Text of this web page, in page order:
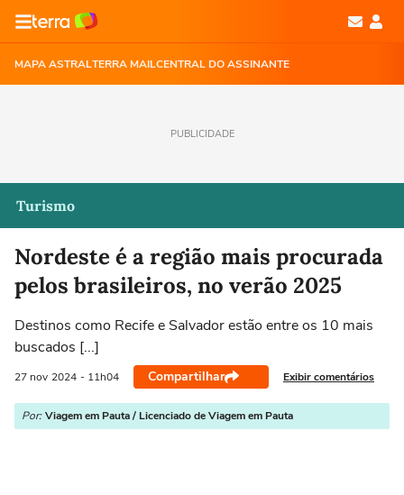
MAPA ASTRALTERRA MAILCENTRAL DO ASSINANTE
PUBLICIDADE
Turismo
Nordeste é a região mais procurada
pelos brasileiros, no verão 2025
Destinos como Recife e Salvador estão entre os 10 mais
buscados [...]
27 nov 2024 - 11h04 Compartilhar Exibir comentários
Por: Viagem em Pauta / Licenciado de Viagem em Pauta